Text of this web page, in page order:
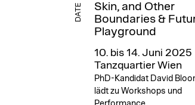
DATE
Skin, and Other
Boundaries &
Playground
10. bis 14. Juni 2025
Tanzquartier Wien
PhD-Kandidat David
lädt zu Workshops und